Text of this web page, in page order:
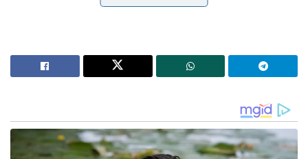
മ്യാൻമറിലെയും വംശീയ മിസോകൾ തമ്മിലുള്ള
ബന്ധങ്ങളെയും അവരുടെ ഉപജീവനമാർഗ്ഗത്തെയും
ദോഷകരമായി ബാധിക്കുമെന്നാണ് വൈഎംഎ
ആശങ്ക ഉന്നയിക്കുന്നത്. ഇരു രാജ്യങ്ങളിലെയും
മിസോ സമൂഹങ്ങൾക്കിടയിൽ വംശീയവും